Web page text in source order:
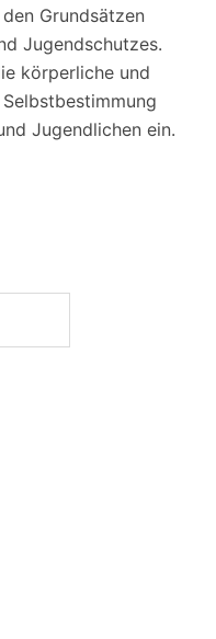
Grundsätzen
Jugendschutzes.
körperliche und
Jugendlichen ein.